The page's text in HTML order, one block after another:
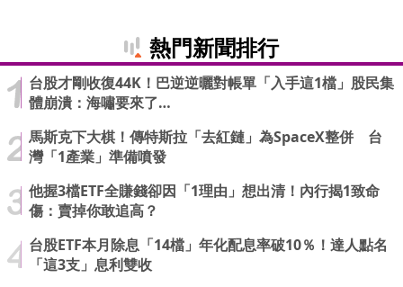
熱門新聞排行
台股才剛收復44K！巴逆逆曬對帳單「入手這1檔」股民集
體崩潰：海嘯要來了…
馬斯克下大棋！傳特斯拉「去紅鏈」為SpaceX整併 台
灣「1產業」準備噴發
他握3檔ETF全賺錢卻因「1理由」想出清！內行揭1致命
傷：賣掉你敢追高？
台股ETF本月除息「14檔」年化配息率破10％！達人點名
「這3支」息利雙收